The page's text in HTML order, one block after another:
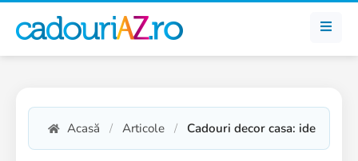
Acasă Articole Cadouri decor casa: idei Neo